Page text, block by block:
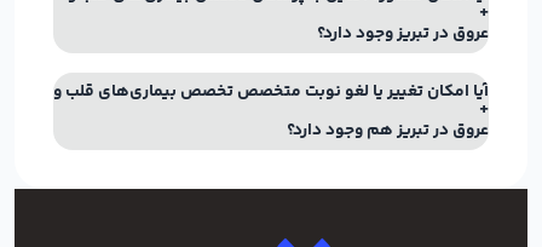
عروق در تبریز وجود دارد؟
آیا امکان تغییر یا لغو نوبت متخصص تخصص بیماری‌های قلب و
عروق در تبریز هم وجود دارد؟